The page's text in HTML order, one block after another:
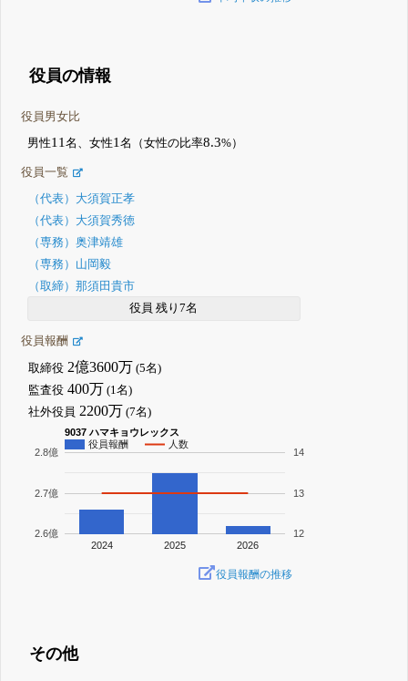
役員の情報
役員男女比
男性11 名、女性1 名（女性の比率8.3%）
役員一覧
（代表）大須賀正孝
（代表）大須賀秀徳
（専務）奥津靖雄
（専務）山岡毅
（取締）那須田貴市
役員 残り7名
役員報酬
取締役 2億3600万 (5名)
監査役 400万 (1名)
社外役員 2200万 (7名)
9037 ハマキョウレックス
役員報酬
人数
2024 2025 2026
2.6億
2.7億
2.8億
12
13
14
役員報酬の推移
その他